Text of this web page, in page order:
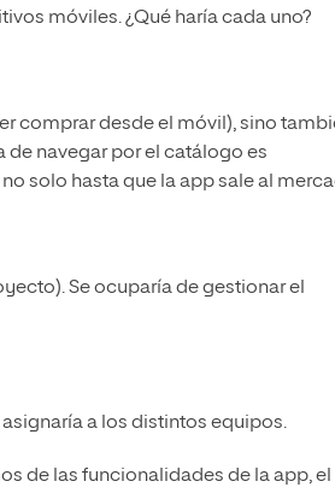
móviles. ¿Qué haría cada uno?
comprar desde el móvil), sino
de navegar por el catálogo es
solo hasta que la app sale al
Se ocuparía de gestionar el
a los distintos equipos.
de las funcionalidades de la app, el